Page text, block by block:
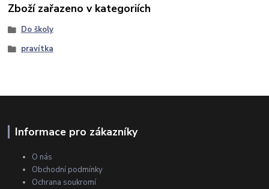
Zboží zařazeno v kategoriích
Do školy
pravítka
Informace pro zákazníky
O nás
Obchodní podmínky
Ochrana soukromí